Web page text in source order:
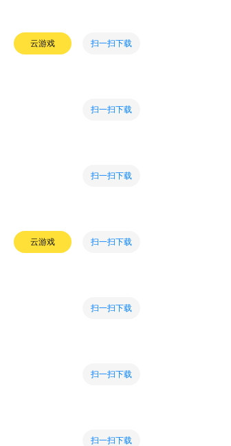
云游戏 扫一扫下载
扫一扫下载
扫一扫下载
云游戏 扫一扫下载
扫一扫下载
扫一扫下载
扫一扫下载